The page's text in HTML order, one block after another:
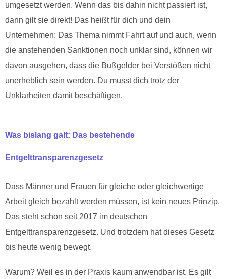
umgesetzt werden. Wenn das bis dahin nicht passiert ist,
dann gilt sie direkt! Das heißt für dich und dein
Unternehmen: Das Thema nimmt Fahrt auf und auch, wenn
die anstehenden Sanktionen noch unklar sind, können wir
davon ausgehen, dass die Bußgelder bei Verstößen nicht
unerheblich sein werden. Du musst dich trotz der
Unklarheiten damit beschäftigen.
Was bislang galt: Das bestehende
Entgelttransparenzgesetz
Dass Männer und Frauen für gleiche oder gleichwertige
Arbeit gleich bezahlt werden müssen, ist kein neues Prinzip.
Das steht schon seit 2017 im deutschen
Entgelttransparenzgesetz. Und trotzdem hat dieses Gesetz
bis heute wenig bewegt.
Warum? Weil es in der Praxis kaum anwendbar ist. Es gilt